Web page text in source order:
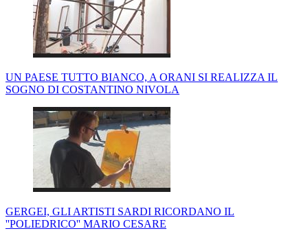
UN PAESE TUTTO BIANCO, A ORANI SI REALIZZA IL
SOGNO DI COSTANTINO NIVOLA
GERGEI, GLI ARTISTI SARDI RICORDANO IL
''POLIEDRICO'' MARIO CESARE